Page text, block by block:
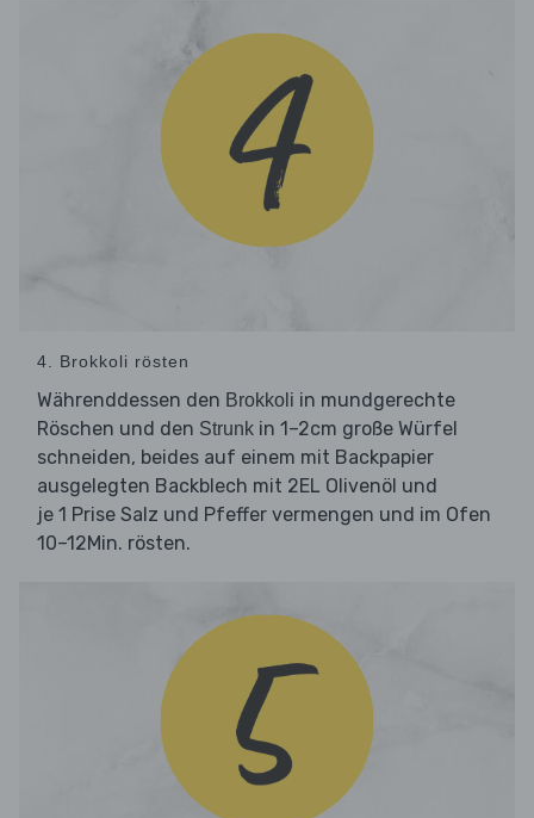
4. Brokkoli rösten
Währenddessen den Brokkoli in mundgerechte
Röschen und den Strunk in 1–2cm große Würfel
schneiden, beides auf einem mit Backpapier
ausgelegten Backblech mit 2EL Olivenöl und
je 1 Prise Salz und Pfeffer vermengen und im Ofen
10–12Min. rösten.